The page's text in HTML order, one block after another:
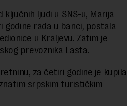
ključnih ljudi u SNS-u, Marija
godine rada u banci, postala
u Kraljevu. Zatim je
prevoznika Lasta.
za četiri godine je kupila
srpskim turističkim